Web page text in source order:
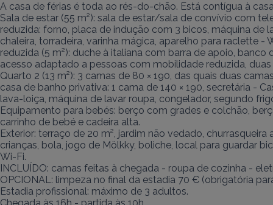
A casa de férias é toda ao rés-do-chão. Está contígua à
Sala de estar (55 m²): sala de estar/sala de convívio com
reduzida: forno, placa de indução com 3 bicos, máquina
chaleira, torradeira, varinha mágica, aparelho para raclette
reduzida (5 m²): duche à italiana com barra de apoio,
acesso adaptado a pessoas com mobilidade reduzida,
Quarto 2 (13 m²): 3 camas de 80 × 190, das quais duas
casa de banho privativa: 1 cama de 140 × 190, secretária -
lava-loiça, máquina de lavar roupa, congelador, segundo
Equipamento para bebés: berço com grades e colchão,
carrinho de bebé e cadeira alta.
Exterior: terraço de 20 m², jardim não vedado,
crianças, bola, jogo de Mölkky, boliche, local para guardar
Wi-Fi.
INCLUÍDO: camas feitas à chegada - roupa de cozinha -
OPCIONAL: limpeza no final da estadia 70 € (obrigatória
Estadia profissional: máximo de 3 adultos.